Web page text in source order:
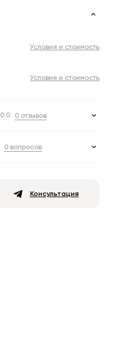
Условия и стоимость
Условия и стоимость
0.0 0 отзывов
0 вопросов
Консультация